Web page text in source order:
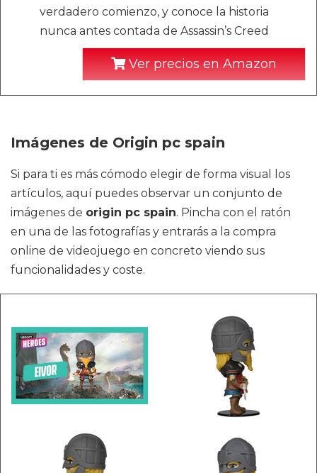
verdadero comienzo, y conoce la historia
nunca antes contada de Assassin’s Creed
Ver precios en Amazon
Imágenes de Origin pc spain
Si para ti es más cómodo elegir de forma visual los
artículos, aquí puedes observar un conjunto de
imágenes de origin pc spain. Pincha con el ratón
en una de las fotografías y entrarás a la compra
online de videojuego en concreto viendo sus
funcionalidades y coste.